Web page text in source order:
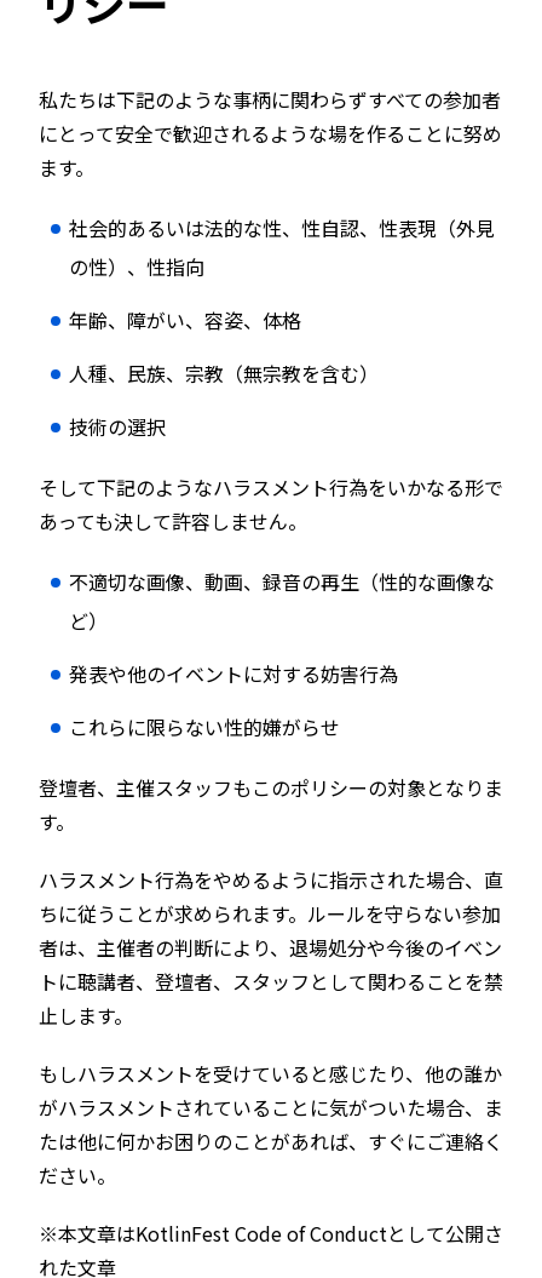
私たちは下記のような事柄に関わらずすべての参加者
にとって安全で歓迎されるような場を作ることに努め
ます。
社会的あるいは法的な性、性自認、性表現（外見
の性）、性指向
年齢、障がい、容姿、体格
人種、民族、宗教（無宗教を含む）
技術の選択
そして下記のようなハラスメント行為をいかなる形で
あっても決して許容しません。
不適切な画像、動画、録音の再生（性的な画像な
ど）
発表や他のイベントに対する妨害行為
これらに限らない性的嫌がらせ
登壇者、主催スタッフもこのポリシーの対象となりま
す。
ハラスメント行為をやめるように指示された場合、直
ちに従うことが求められます。ルールを守らない参加
者は、主催者の判断により、退場処分や今後のイベン
トに聴講者、登壇者、スタッフとして関わることを禁
止します。
もしハラスメントを受けていると感じたり、他の誰か
がハラスメントされていることに気がついた場合、ま
たは他に何かお困りのことがあれば、すぐにご連絡く
ださい。
※本文章はKotlinFest Code of Conductとして公開さ
れた文章